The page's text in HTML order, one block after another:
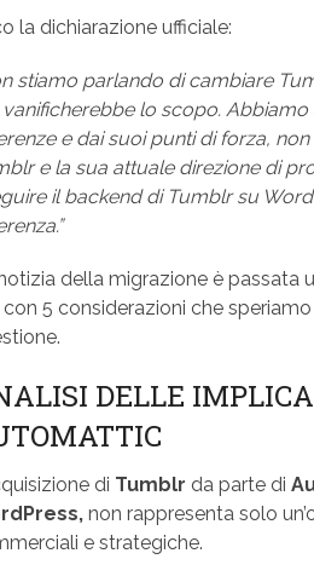
la dichiarazione ufficiale:
stiamo parlando di cambiare
vanificherebbe lo scopo.
e dai suoi punti di forza,
e la sua attuale direzione di
il backend di Tumblr su
della migrazione è passata
con 5 considerazioni che
DELLE
di Tumblr da parte di
non rappresenta solo
e strategiche.